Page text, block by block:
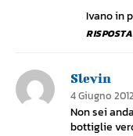
Ivano in
RISPOSTA
Slevin
4 Giugno
Non sei
bottiglie